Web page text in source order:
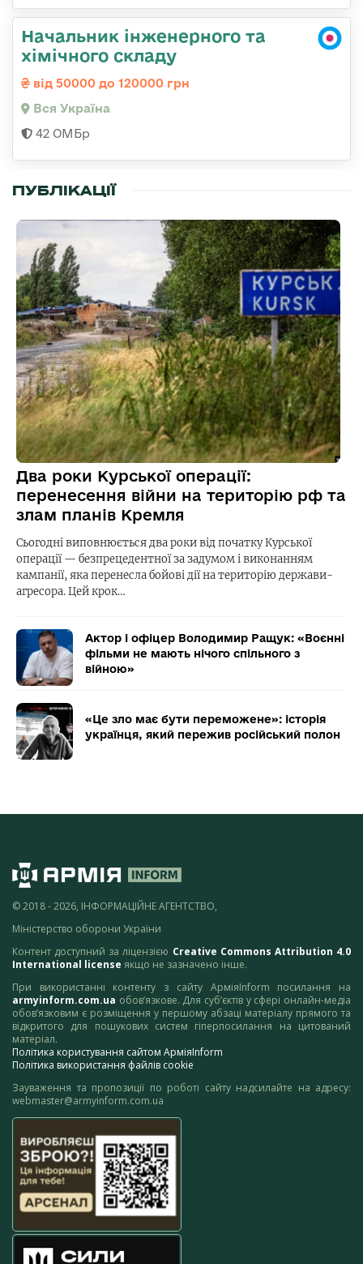
Начальник інженерного та
хімічного складу
від 50000 до 120000 грн
Вся Україна
42 ОМБр
ПУБЛІКАЦІЇ
Два роки Курської операції:
перенесення війни на територію рф та
злам планів Кремля
Сьогодні виповнюється два роки від початку Курської
операції — безпрецедентної за задумом і виконанням
кампанії, яка перенесла бойові дії на територію держави-
агресора. Цей крок…
Актор і офіцер Володимир Ращук: «Воєнні
фільми не мають нічого спільного з
війною»
«Це зло має бути переможене»: історія
українця, який пережив російський полон
© 2018 - 2026, ІНФОРМАЦІЙНЕ АГЕНТСТВО,
Міністерство оборони України
Контент доступний за ліцензією Creative Commons Attribution 4.0
International license якщо не зазначено інше.
При використанні контенту з сайту АрміяInform посилання на
armyinform.com.ua обов’язкове. Для суб’єктів у сфері онлайн-медіа
обов’язковим є розміщення у першому абзаці матеріалу прямого та
відкритого для пошукових систем гіперпосилання на цитований
матеріал.
Політика користування сайтом АрміяInform
Політика використання файлів cookie
Зауваження та пропозиції по роботі сайту надсилайте на адресу:
webmaster@armyinform.com.ua